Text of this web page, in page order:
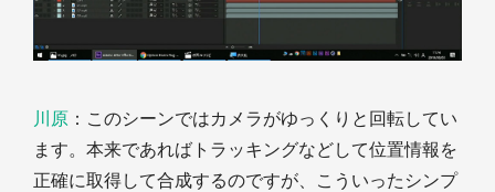
川原 ：このシーンではカメラがゆっくりと回転してい
ます。本来であればトラッキングなどして位置情報を
正確に取得して合成するのですが、こういったシンプ